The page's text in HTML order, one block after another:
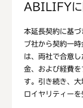
ABILIFYに
本延長契約に基
ブ社から契約一
は、両社で合意
金、および経費
す。引き続き、
ロイヤリティーを